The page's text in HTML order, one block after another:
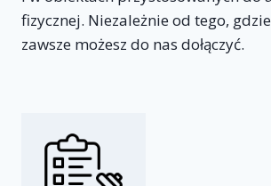
fizycznej. Niezależnie od tego,
zawsze możesz do nas dołączyć.